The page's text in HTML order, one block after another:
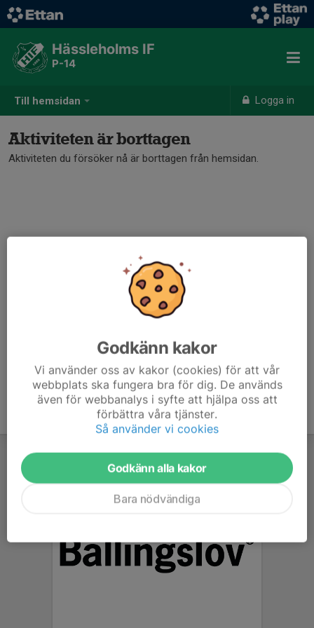
Till hemsidan Logga in
Hässleholms IF
P-14
Aktiviteten är borttagen
Aktiviteten du försöker nå är borttagen från hemsidan.
Godkänn kakor
Vi använder oss av kakor (cookies) för att vår
webbplats ska fungera bra för dig. De används
även för webbanalys i syfte att hjälpa oss att
förbättra våra tjänster.
Så använder vi cookies
Godkänn alla kakor
Bara nödvändiga